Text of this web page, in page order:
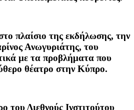
πλαίσιο της εκδήλωσης, την
Ανωγυριάτης, του
με τα προβλήματα που
θέατρο στην Κύπρο.
του Διεθνούς Ινστιτούτου